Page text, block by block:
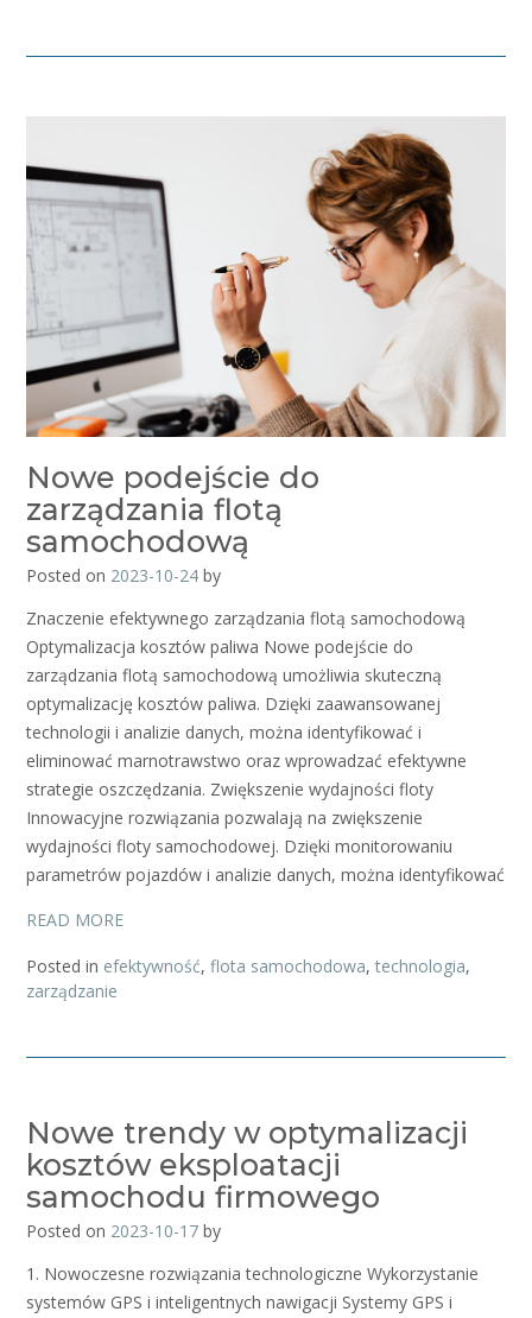
Nowe podejście do
zarządzania flotą
samochodową
Posted on 2023-10-24 by
Znaczenie efektywnego zarządzania flotą samochodową
Optymalizacja kosztów paliwa Nowe podejście do
zarządzania flotą samochodową umożliwia skuteczną
optymalizację kosztów paliwa. Dzięki zaawansowanej
technologii i analizie danych, można identyfikować i
eliminować marnotrawstwo oraz wprowadzać efektywne
strategie oszczędzania. Zwiększenie wydajności floty
Innowacyjne rozwiązania pozwalają na zwiększenie
wydajności floty samochodowej. Dzięki monitorowaniu
parametrów pojazdów i analizie danych, można identyfikować
READ MORE
Posted in efektywność, flota samochodowa, technologia,
zarządzanie
Nowe trendy w optymalizacji
kosztów eksploatacji
samochodu firmowego
Posted on 2023-10-17 by
1. Nowoczesne rozwiązania technologiczne Wykorzystanie
systemów GPS i inteligentnych nawigacji Systemy GPS i